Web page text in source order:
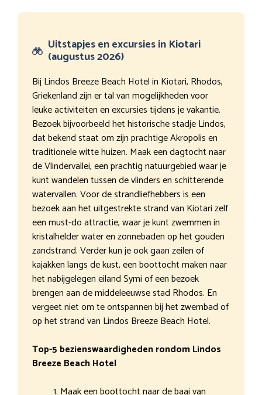
Uitstapjes en excursies in Kiotari
(augustus 2026)
Bij Lindos Breeze Beach Hotel in Kiotari, Rhodos,
Griekenland zijn er tal van mogelijkheden voor
leuke activiteiten en excursies tijdens je vakantie.
Bezoek bijvoorbeeld het historische stadje Lindos,
dat bekend staat om zijn prachtige Akropolis en
traditionele witte huizen. Maak een dagtocht naar
de Vlindervallei, een prachtig natuurgebied waar je
kunt wandelen tussen de vlinders en schitterende
watervallen. Voor de strandliefhebbers is een
bezoek aan het uitgestrekte strand van Kiotari zelf
een must-do attractie, waar je kunt zwemmen in
kristalhelder water en zonnebaden op het gouden
zandstrand. Verder kun je ook gaan zeilen of
kajakken langs de kust, een boottocht maken naar
het nabijgelegen eiland Symi of een bezoek
brengen aan de middeleeuwse stad Rhodos. En
vergeet niet om te ontspannen bij het zwembad of
op het strand van Lindos Breeze Beach Hotel.
Top-5 bezienswaardigheden rondom Lindos
Breeze Beach Hotel
Maak een boottocht naar de baai van